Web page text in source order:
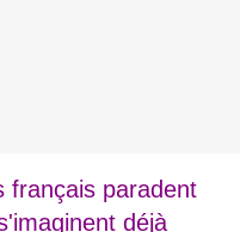
français paradent
déjà